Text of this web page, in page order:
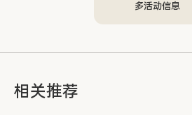
多活动信息
相关推荐